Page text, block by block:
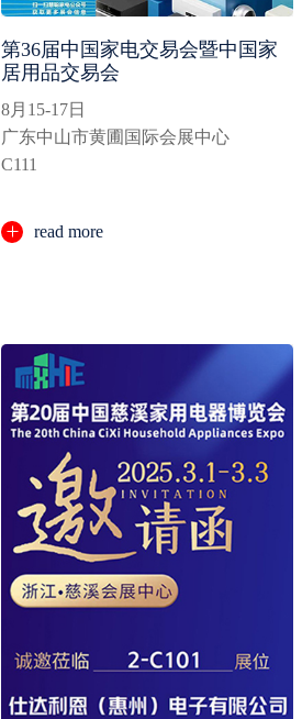
第36届中国家电交易会暨中国家
居用品交易会
8月15-17日
广东中山市黄圃国际会展中心
C111
read more